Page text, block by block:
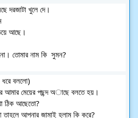
দরজাটা খুলে দে।
আছে।
তোমার নাম কি  সুমন?
বললো)
আমার মেয়ের পছন্দ অাছে বলতে হয়।
ঠিক আছেতো?
আপনার জামাই হলাম কি করে?